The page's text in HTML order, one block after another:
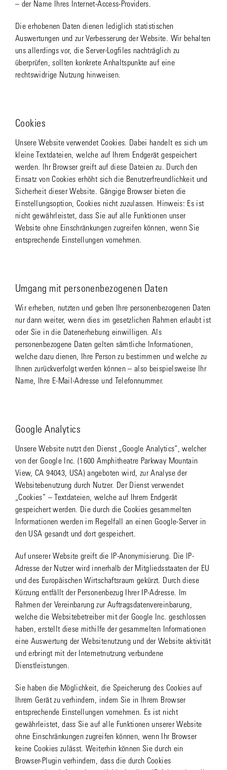
– der Name Ihres Internet-Access-Providers.
Die erhobenen Daten dienen lediglich statistischen
Auswertungen und zur Verbesserung der Website. Wir behalten
uns allerdings vor, die Server-Logfiles nachträglich zu
überprüfen, sollten konkrete Anhaltspunkte auf eine
rechtswidrige Nutzung hinweisen.
Cookies
Unsere Website verwendet Cookies. Dabei handelt es sich um
kleine Textdateien, welche auf Ihrem Endgerät gespeichert
werden. Ihr Browser greift auf diese Dateien zu. Durch den
Einsatz von Cookies erhöht sich die Benutzerfreundlichkeit und
Sicherheit dieser Website. Gängige Browser bieten die
Einstellungsoption, Cookies nicht zuzulassen. Hinweis: Es ist
nicht gewährleistet, dass Sie auf alle Funktionen unser
Website ohne Einschränkungen zugreifen können, wenn Sie
entsprechende Einstellungen vornehmen.
Umgang mit personenbezogenen Daten
Wir erheben, nutzten und geben Ihre personenbezogenen Daten
nur dann weiter, wenn dies im gesetzlichen Rahmen erlaubt ist
oder Sie in die Datenerhebung einwilligen. Als
personenbezogene Daten gelten sämtliche Informationen,
welche dazu dienen, Ihre Person zu bestimmen und welche zu
Ihnen zurückverfolgt werden können – also beispielsweise Ihr
Name, Ihre E-Mail-Adresse und Telefonnummer.
Google Analytics
Unsere Website nutzt den Dienst „Google Analytics“, welcher
von der Google Inc. (1600 Amphitheatre Parkway Mountain
View, CA 94043, USA) angeboten wird, zur Analyse der
Websitebenutzung durch Nutzer. Der Dienst verwendet
„Cookies“ – Textdateien, welche auf Ihrem Endgerät
gespeichert werden. Die durch die Cookies gesammelten
Informationen werden im Regelfall an einen Google-Server in
den USA gesandt und dort gespeichert.
Auf unserer Website greift die IP-Anonymisierung. Die IP-
Adresse der Nutzer wird innerhalb der Mitgliedsstaaten der EU
und des Europäischen Wirtschaftsraum gekürzt. Durch diese
Kürzung entfällt der Personenbezug Ihrer IP-Adresse. Im
Rahmen der Vereinbarung zur Auftragsdatenvereinbarung,
welche die Websitebetreiber mit der Google Inc. geschlossen
haben, erstellt diese mithilfe der gesammelten Informationen
eine Auswertung der Websitenutzung und der Website aktivität
und erbringt mit der Internetnutzung verbundene
Dienstleistungen.
Sie haben die Möglichkeit, die Speicherung des Cookies auf
Ihrem Gerät zu verhindern, indem Sie in Ihrem Browser
entsprechende Einstellungen vornehmen. Es ist nicht
gewährleistet, dass Sie auf alle Funktionen unserer Website
ohne Einschränkungen zugreifen können, wenn Ihr Browser
keine Cookies zulässt. Weiterhin können Sie durch ein
Browser-Plugin verhindern, dass die durch Cookies